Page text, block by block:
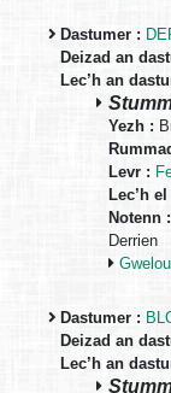
Dastumer :
Deizad an
Lec’h an
Yezh :
Levr :
Lec’h
Notenn :
Derrien
Dastumer :
Deizad an
Lec’h an